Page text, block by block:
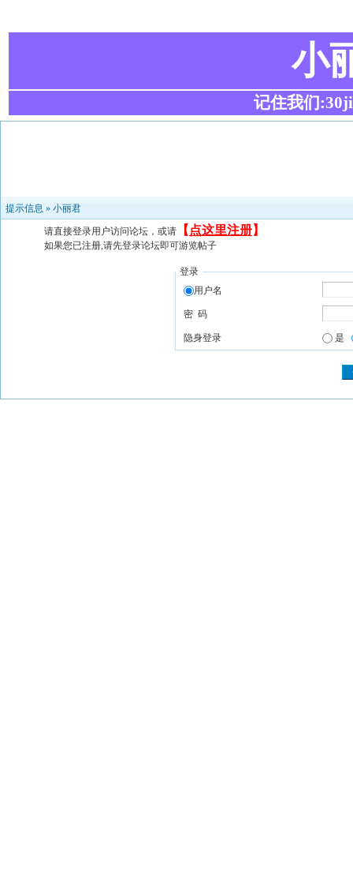
小
记住我们
提示信息 » 小丽君
请直接登录用户访问论坛，或请 【 点这里注册】
如果您已注册,请先登录论坛即可游览帖子
登录
用户名
密 码
隐身登录 是